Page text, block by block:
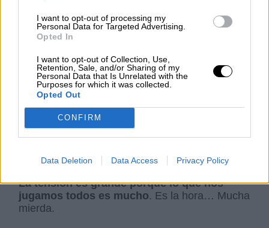
I want to opt-out of processing my
Personal Data for Targeted Advertising.
Opted In
I want to opt-out of Collection, Use,
Retention, Sale, and/or Sharing of my
Personal Data that Is Unrelated with the
Purposes for which it was collected.
Opted Out
CONFIRM
Data Deletion Data Access Privacy Policy
esta gran tierra que necesita un gobierno
decente, progresista y feminista que luche
porque esta tierra tenga un futuro mejor. Un
coloque el dialogo como herramienta necesaria
para hacer comunidad, alejada de odios y
extremismos.
¿Habrá acuerdo en Castilla y León? Si
sabemos no lo contamos ni muertos
público está expectante, la música empieza a
está escrito y llega el momento decisivo en una
La tensión es grande porque lo que nos
jugamos todos es mucho. Es la hora… Mucha
mierda.